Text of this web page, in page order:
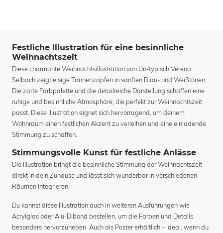
Festliche Illustration für eine besinnliche
Weihnachtszeit
Diese charmante Weihnachtsillustration von Un-typisch Verena
Selbach zeigt eisige Tannenzapfen in sanften Blau- und Weißtönen.
Die zarte Farbpalette und die detailreiche Darstellung schaffen eine
ruhige und besinnliche Atmosphäre, die perfekt zur Weihnachtszeit
passt. Diese Illustration eignet sich hervorragend, um deinem
Wohnraum einen festlichen Akzent zu verleihen und eine einladende
Stimmung zu schaffen.
Stimmungsvolle Kunst für festliche Anlässe
Die Illustration bringt die besinnliche Stimmung der Weihnachtszeit
direkt in dein Zuhause und lässt sich wunderbar in verschiedenen
Räumen integrieren.
Du kannst diese Illustration auch in weiteren Ausführungen wie
Acrylglas oder Alu-Dibond bestellen, um die Farben und Details
besonders hervorzuheben. Auch als Poster erhältlich – ideal, wenn du